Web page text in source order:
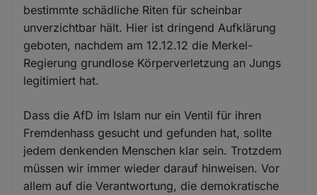
bestimmte schädliche Riten für scheinbar
unverzichtbar hält. Hier ist dringend Aufklärung
geboten, nachdem am 12.12.12 die Merkel-
Regierung grundlose Körperverletzung an Jungs
legitimiert hat.
Dass die AfD im Islam nur ein Ventil für ihren
Fremdenhass gesucht und gefunden hat, sollte
jedem denkenden Menschen klar sein. Trotzdem
müssen wir immer wieder darauf hinweisen. Vor
allem auf die Verantwortung, die demokratische